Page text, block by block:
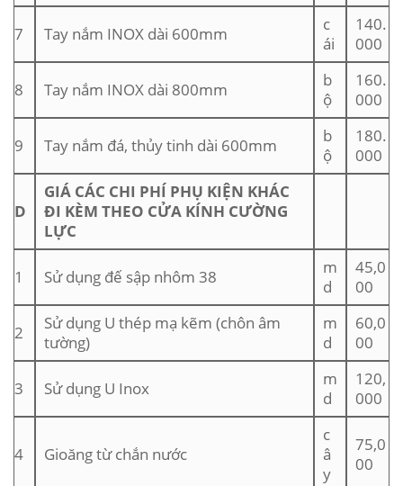
7 Tay nắm INOX dài 600mm
c
ái
140.
000
8 Tay nắm INOX dài 800mm
b
ộ
160.
000
9 Tay nắm đá, thủy tinh dài 600mm
b
ộ
180.
000
D
GIÁ CÁC CHI PHÍ PHỤ KIỆN KHÁC
ĐI KÈM THEO CỬA KÍNH CƯỜNG
LỰC
1 Sử dụng đế sập nhôm 38
m
d
45,0
00
2
Sử dụng U thép mạ kẽm (chôn âm
tường)
m
d
60,0
00
3 Sử dụng U Inox
m
d
120,
000
4 Gioăng từ chắn nước
c
â
y
75,0
00